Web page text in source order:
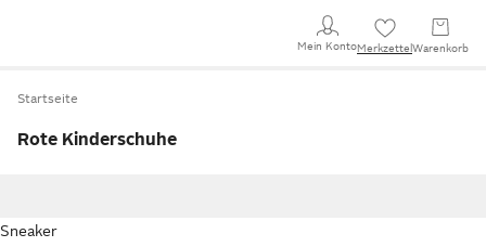
Mein KontoMerkzettel Warenkorb
Startseite
Rote Kinderschuhe
Sneaker